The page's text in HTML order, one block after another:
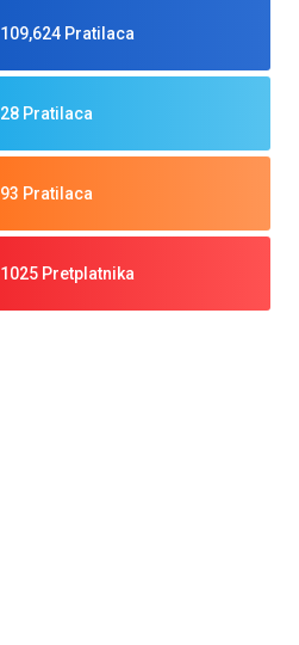
109,624 Pratilaca
28 Pratilaca
93 Pratilaca
1025 Pretplatnika